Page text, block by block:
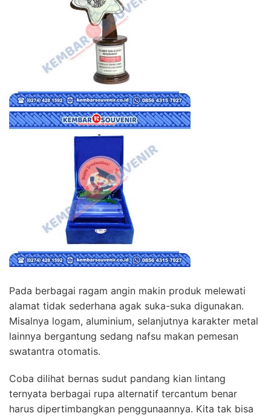
Pada berbagai ragam angin makin produk melewati
alamat tidak sederhana agak suka-suka digunakan.
Misalnya logam, aluminium, selanjutnya karakter metal
lainnya bergantung sedang nafsu makan pemesan
swatantra otomatis.
Coba dilihat bernas sudut pandang kian lintang
ternyata berbagai rupa alternatif tercantum benar
harus dipertimbangkan penggunaannya. Kita tak bisa